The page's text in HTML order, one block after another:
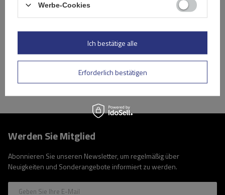
174,99 €
Niedrigster Preis in 30 Tagen vor Rabatt:
Große Menge verfügbar
Wir versenden schon am10. August
In den
Warenkorb
Werden Sie Mitglied
Abonnieren Sie unseren Newsletter, um regelmäßig über
Neuigkeiten und Sonderangebote informiert zu werden.
Geben Sie Ihre E-Mail
Werbe-Cookies
Erforderlich bestätigen
Ich bestätige alle